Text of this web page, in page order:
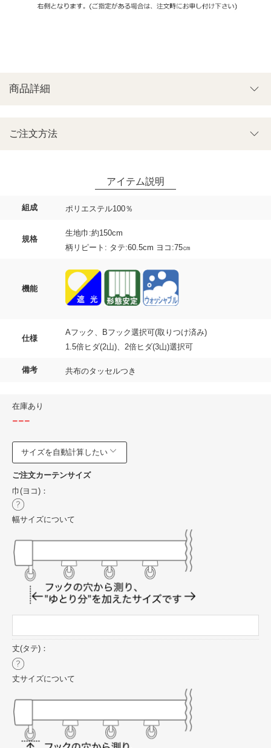
組成 ポリエステル100％
規格
生地巾:約150cm
柄リピート: タテ:60.5cm ヨコ:75㎝
機能
仕様
Aフック、Bフック選択可(取りつけ済み)
1.5倍ヒダ(2山)、2倍ヒダ(3山)選択可
備考 共布のタッセルつき
在庫あり
---
サイズを自動計算したい
ご注文カーテンサイズ
巾(ヨコ)：
幅サイズについて
丈(タテ)：
丈サイズについて
ご注文方法
商品詳細